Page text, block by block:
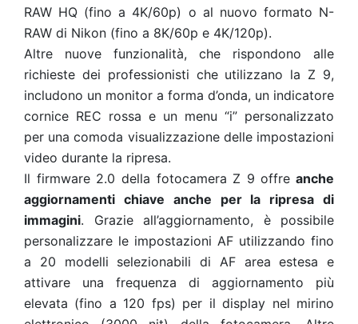
RAW HQ (fino a 4K/60p) o al nuovo formato N-
RAW di Nikon (fino a 8K/60p e 4K/120p).
Altre nuove funzionalità, che rispondono alle
richieste dei professionisti che utilizzano la Z 9,
includono un monitor a forma d’onda, un indicatore
cornice REC rossa e un menu “i” personalizzato
per una comoda visualizzazione delle impostazioni
video durante la ripresa.
Il firmware 2.0 della fotocamera Z 9 offre anche
aggiornamenti chiave anche per la ripresa di
immagini. Grazie all’aggiornamento, è possibile
personalizzare le impostazioni AF utilizzando fino
a 20 modelli selezionabili di AF area estesa e
attivare una frequenza di aggiornamento più
elevata (fino a 120 fps) per il display nel mirino